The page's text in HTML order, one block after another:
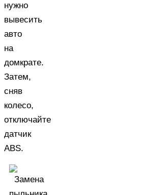
нужно
вывесить
авто
на
домкрате.
Затем,
сняв
колесо,
отключайте
датчик
ABS.